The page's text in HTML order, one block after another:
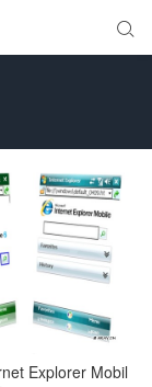

Explorer Mobil